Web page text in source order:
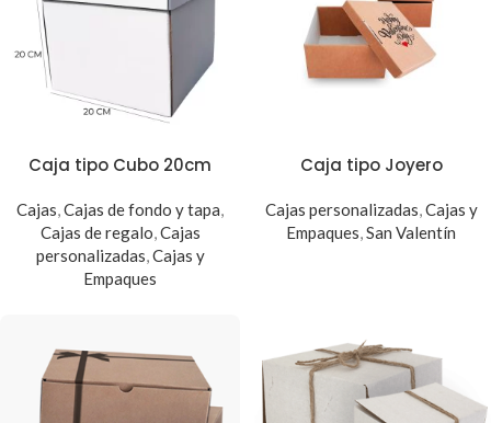
Caja tipo Cubo 20cm
Cajas,Cajas de fondo y tapa,
Cajas de regalo,Cajas
personalizadas,Cajas y
Empaques
Caja tipo Joyero
Cajas personalizadas,Cajas y
Empaques,San Valentín